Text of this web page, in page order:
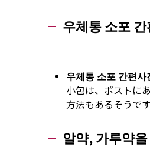
우체통 소포
우체통 소포 간편사
小包は、ポストに
方法もあるそうです
알약, 가루약